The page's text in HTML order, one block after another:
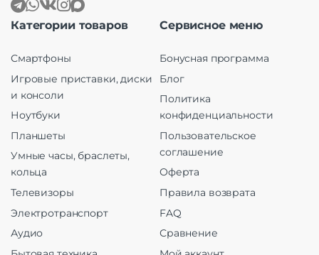
Категории товаров
Смартфоны
Игровые приставки, диски
и консоли
Ноутбуки
Планшеты
Умные часы, браслеты,
кольца
Телевизоры
Электротранспорт
Аудио
Сервисное меню
Бонусная программа
Блог
Политика
конфиденциальности
Пользовательское
соглашение
Оферта
Правила возврата
FAQ
Сравнение